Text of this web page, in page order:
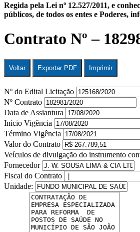
Regida pela Lei nº 12.527/2011, e
públicos, de todos os entes e Poderes,
Contrato Nº –
Voltar Exportar PDF Imprimir
Nº do Edital Licitação
Nº Contrato
Data de Assiantura
Início Vigência
Término Vigência
Valor do Contrato
Veículos de divulgação do instrumento
Fornecedor
Fiscal do Contrato
Unidade: